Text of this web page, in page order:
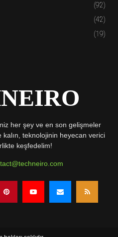
(92)
(42)
(19)
her şey ve en son gelişmeler
teknolojinin heyecan verici
keşfedelim!